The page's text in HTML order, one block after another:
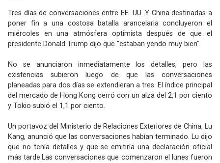
Tres días de conversaciones entre EE. UU. Y China destinadas a
poner fin a una costosa batalla arancelaria concluyeron el
miércoles en una atmósfera optimista después de que el
presidente Donald Trump dijo que "estaban yendo muy bien".
No se anunciaron inmediatamente los detalles, pero las
existencias subieron luego de que las conversaciones
planeadas para dos días se extendieran a tres. El índice principal
del mercado de Hong Kong cerró con un alza del 2,1 por ciento
y Tokio subió el 1,1 por ciento.
Un portavoz del Ministerio de Relaciones Exteriores de China, Lu
Kang, anunció que las conversaciones habían terminado. Lu dijo
que no tenía detalles y que se emitiría una declaración oficial
más tarde.Las conversaciones que comenzaron el lunes fueron